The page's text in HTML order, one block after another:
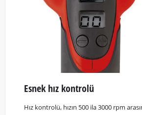
Esnek hız kontrolü
Hız kontrolü, hızın 500 ila 3000 rpm